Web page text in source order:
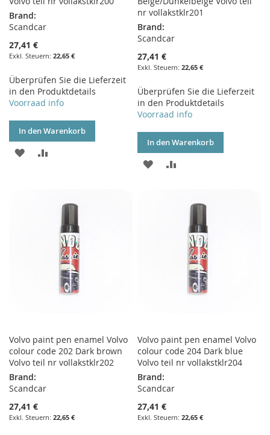
Brand:
Scandcar
27,41 €
22,65 €
Überprüfen Sie die Lieferzeit
in den Produktdetails
Voorraad info
In den Warenkorb
ZUR
nr vollakstklr201
Brand:
Scandcar
27,41 €
22,65 €
Überprüfen Sie die Lieferzeit
in den Produktdetails
Voorraad info
In den Warenkorb
ZUR
HINZUFÜGENHINZUFÜGEN
Volvo paint pen enamel Volvo
colour code 202 Dark brown
Volvo teil nr vollakstklr202
Brand:
Scandcar
27,41 €
22,65 €
Volvo paint pen enamel Volvo
colour code 204 Dark blue
Volvo teil nr vollakstklr204
Brand:
Scandcar
27,41 €
22,65 €